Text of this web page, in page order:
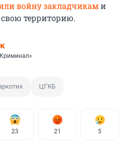
войну закладчиками
территорию.
ЦГКБ
23 21 5